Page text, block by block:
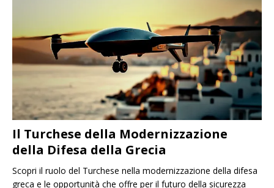
Il Turchese della Modernizzazione
della Difesa della Grecia
Scopri il ruolo del Turchese nella modernizzazione della difesa
greca e le opportunità che offre per il futuro della sicurezza